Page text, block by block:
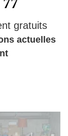
gratuits
actuelles